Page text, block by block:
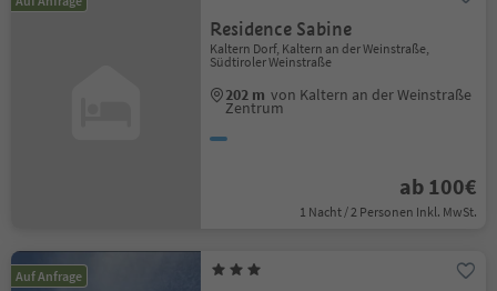
Residence Sabine
Kaltern Dorf, Kaltern an der Weinstraße,
Südtiroler Weinstraße
202 m von Kaltern an der Weinstraße
Zentrum
ab 100€
1 Nacht / 2 Personen Inkl. MwSt.
Auf Anfrage